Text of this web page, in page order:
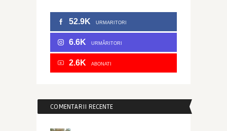
52.9K URMARITORI
6.6K URMĂRITORI
2.6K ABONATI
COMENTARII RECENTE